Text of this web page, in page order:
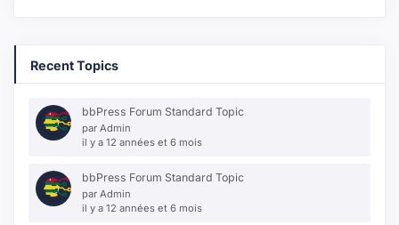
Recent Topics
bbPress Forum Standard Topic
par Admin
il y a 12 années et 6 mois
bbPress Forum Standard Topic
par Admin
il y a 12 années et 6 mois